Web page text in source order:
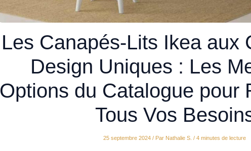
Les Canapés-Lits Ikea aux
Design Uniques : Les
Options du Catalogue pour
Tous Vos
25 septembre 2024 / Par Nathalie S. / 4 minutes de lecture